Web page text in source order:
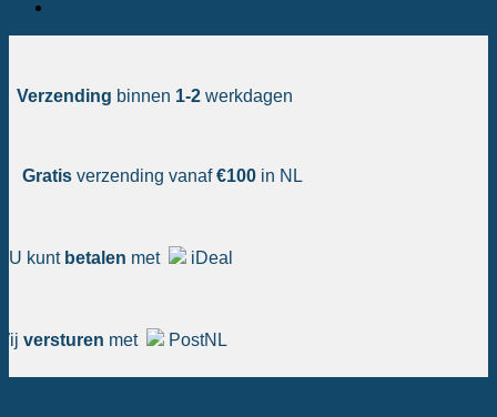
Verzending binnen 1-2 werkdagen
Gratis verzending vanaf€100 in NL
U kuntbetalen met iDeal
versturen met PostNL